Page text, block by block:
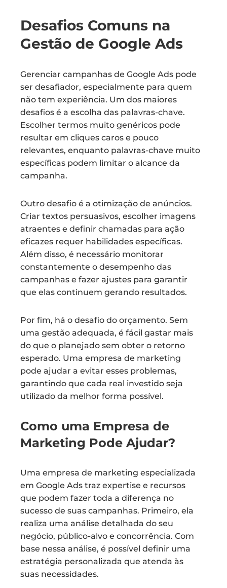
Desafios Comuns na
Gestão de Google Ads
Gerenciar campanhas de Google Ads pode
ser desafiador, especialmente para quem
não tem experiência. Um dos maiores
desafios é a escolha das palavras-chave.
Escolher termos muito genéricos pode
resultar em cliques caros e pouco
relevantes, enquanto palavras-chave muito
específicas podem limitar o alcance da
campanha.
Outro desafio é a otimização de anúncios.
Criar textos persuasivos, escolher imagens
atraentes e definir chamadas para ação
eficazes requer habilidades específicas.
Além disso, é necessário monitorar
constantemente o desempenho das
campanhas e fazer ajustes para garantir
que elas continuem gerando resultados.
Por fim, há o desafio do orçamento. Sem
uma gestão adequada, é fácil gastar mais
do que o planejado sem obter o retorno
esperado. Uma empresa de marketing
pode ajudar a evitar esses problemas,
garantindo que cada real investido seja
utilizado da melhor forma possível.
Como uma Empresa de
Marketing Pode Ajudar?
Uma empresa de marketing especializada
em Google Ads traz expertise e recursos
que podem fazer toda a diferença no
sucesso de suas campanhas. Primeiro, ela
realiza uma análise detalhada do seu
negócio, público-alvo e concorrência. Com
base nessa análise, é possível definir uma
estratégia personalizada que atenda às
suas necessidades.